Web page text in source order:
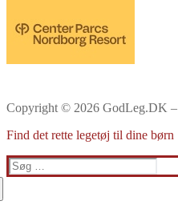
Copyright © 2026 GodLeg.DK –
Find det rette legetøj til dine børn
Søg
efter: